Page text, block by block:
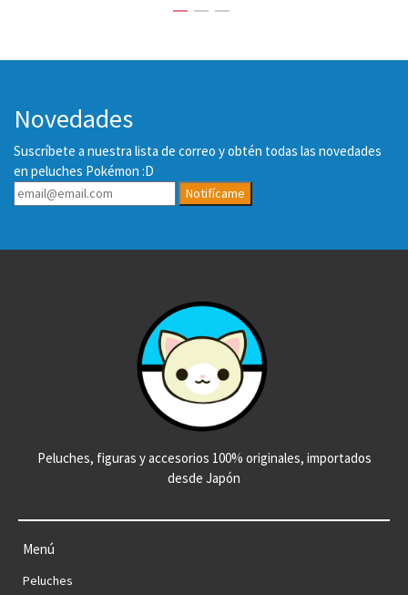
Novedades
Suscríbete a nuestra lista de correo y obtén todas las novedades
en peluches Pokémon :D
Notifícame
Peluches, figuras y accesorios 100% originales, importados
desde Japón
Menú
Peluches